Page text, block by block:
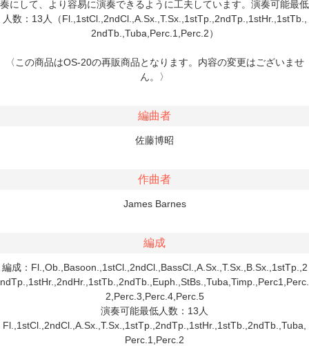
奏にして、より容易に演奏できるように工夫しています。演奏可能最低
人数：13人（Fl.,1stCl.,2ndCl.,A.Sx.,T.Sx.,1stTp.,2ndTp.,1stHr.,1stTb.,
2ndTb.,Tuba,Perc.1,Perc.2）
〈この商品はOS-20の再販商品となります。内容の変更はございませ
ん。〉
編曲者
佐藤博昭
作曲者
James Barnes
編成
編成：Fl.,Ob.,Basoon.,1stCl.,2ndCl.,BassCl.,A.Sx.,T.Sx.,B.Sx.,1stTp.,2
ndTp.,1stHr.,2ndHr.,1stTb.,2ndTb.,Euph.,StBs.,Tuba,Timp.,Perc1,Perc.
2,Perc.3,Perc.4,Perc.5
演奏可能最低人数：13人
Fl.,1stCl.,2ndCl.,A.Sx.,T.Sx.,1stTp.,2ndTp.,1stHr.,1stTb.,2ndTb.,Tuba,
Perc.1,Perc.2